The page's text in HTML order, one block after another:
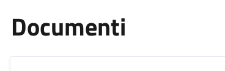
Documenti